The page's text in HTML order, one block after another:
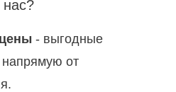
- выгодные
от